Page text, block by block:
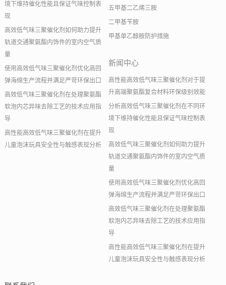
境下维持催化性能且保证气味控制表
现
高效低气味三聚催化剂如何助力提升
轨道交通聚氨酯内饰件的室内空气质
量
使用高效低气味三聚催化剂优化高回
弹海绵生产流程并满足严苛环保出口
高效低气味三聚催化剂在处理聚氨酯
软泡内芯异味去除工艺的技术应用指
导
高性能高效低气味三聚催化剂在提升
儿童泡沫玩具安全性与触感表现分析
五甲基二乙烯三胺
二甲基苄胺
甲基单乙醇胺防护措施
新闻中心
高性能高效低气味三聚催化剂对于提
升高端聚氨酯复合材料环保级别效能
分析高效低气味三聚催化剂在不同环
境下维持催化性能且保证气味控制表
现
高效低气味三聚催化剂如何助力提升
轨道交通聚氨酯内饰件的室内空气质
量
使用高效低气味三聚催化剂优化高回
弹海绵生产流程并满足严苛环保出口
高效低气味三聚催化剂在处理聚氨酯
软泡内芯异味去除工艺的技术应用指
导
高性能高效低气味三聚催化剂在提升
儿童泡沫玩具安全性与触感表现分析